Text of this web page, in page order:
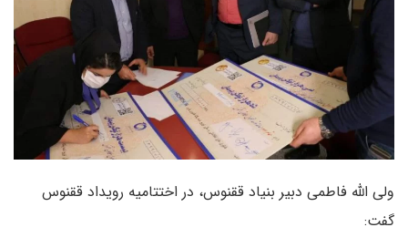
ولی الله فاطمی دبیر بنیاد ققنوس، در اختتامیه رویداد ققنوس
گفت: